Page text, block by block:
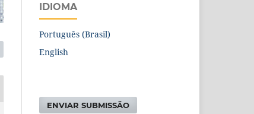
IDIOMA
Português (Brasil)
English
ENVIAR SUBMISSÃO